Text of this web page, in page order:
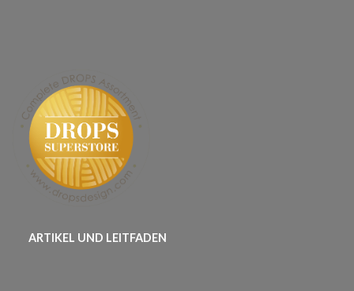
ARTIKEL UND LEITFADEN